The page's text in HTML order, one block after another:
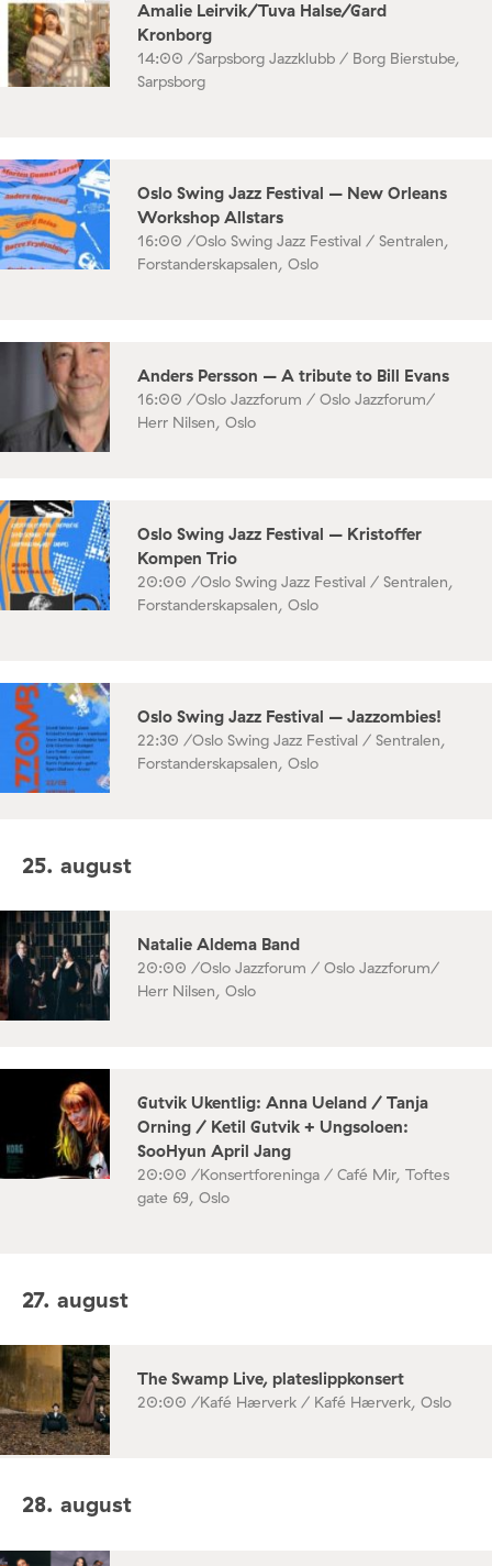
Amalie Leirvik/Tuva Halse/Gard
Kronborg
14:00 /Sarpsborg Jazzklubb / Borg Bierstube,
Sarpsborg
Oslo Swing Jazz Festival – New Orleans
Workshop Allstars
16:00 /Oslo Swing Jazz Festival / Sentralen,
Forstanderskapsalen, Oslo
Anders Persson – A tribute to Bill Evans
16:00 /Oslo Jazzforum / Oslo Jazzforum/
Herr Nilsen, Oslo
Oslo Swing Jazz Festival – Kristoffer
Kompen Trio
20:00 /Oslo Swing Jazz Festival / Sentralen,
Forstanderskapsalen, Oslo
Oslo Swing Jazz Festival – Jazzombies!
22:30 /Oslo Swing Jazz Festival / Sentralen,
Forstanderskapsalen, Oslo
25. august
Natalie Aldema Band
20:00 /Oslo Jazzforum / Oslo Jazzforum/
Herr Nilsen, Oslo
Gutvik Ukentlig: Anna Ueland / Tanja
Orning / Ketil Gutvik + Ungsoloen:
SooHyun April Jang
20:00 /Konsertforeninga / Café Mir, Toftes
gate 69, Oslo
27. august
The Swamp Live, plateslippkonsert
20:00 /Kafé Hærverk / Kafé Hærverk, Oslo
28. august